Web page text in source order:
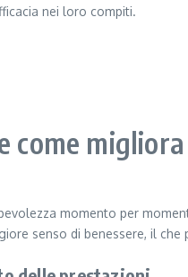
nei loro compiti.
come
momento per
senso di benessere, il che